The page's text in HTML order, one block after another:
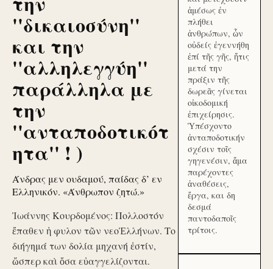
''δικαιοσύνη''
και την
''αλληλεγγύη''
παράλληλα με
την
''ανταποδοτικότ
ητα'' ! )
Άνδρας μεν ουδαμού, παίδας δ’ εν
Ελληνικόν. «Άνθρωπον ζητώ.»
Ἰωάννης Κουρδομένος: Πολλοστόν
ἔπαθεν ἡ φυλον τῶν νεοἙλλήνων. Το
διήγημά των δολία μηχανή ἐστίν,
ὥσπερ καὶ ὅσα εὐαγγελίζονται.
ἀμέσως ἐν
πλήθει
ἀνθρώπων, ὧν
οὐδείς ἐγεννήθη
ἐπί τῆς γῆς, ἥτις
μετά την
πράξιν τῆς
δωρεᾶς γίνεται
οἰκοδομική
ἐπιχείρησις.
Ὑπέσχοντο
ἀνταποδοτικήν
σχέσιν τοῖς
γηγενέσιν, ἅμα
παρέχοντες
ἀναθέσεις,
ἔργα, και δη
δεσμά
παντοδαποῖς
τρίτοις.